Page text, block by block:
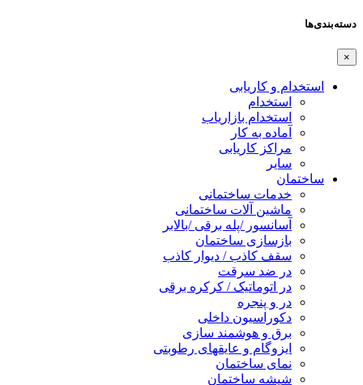
دسته‌بندی‌ها
×
استخدام و کاریابی
استخدام
استخدام بازاریاب
آماده به کار
مراکز کاریابی
سایر
ساختمان
خدمات ساختمانی
ماشین آلات ساختمانی
آسانسور /پله برقی /بالابر
بازسازی ساختمان
سقف کاذب / دیوار کاذب
در ضد سرقت
در اتوماتیک / کرکره برقی
در و پنجره
دکوراسیون داخلی
برق و هوشمند سازی
ایزوگام و عایقهای رطوبتی
نمای ساختمان
شیشه ساختمان